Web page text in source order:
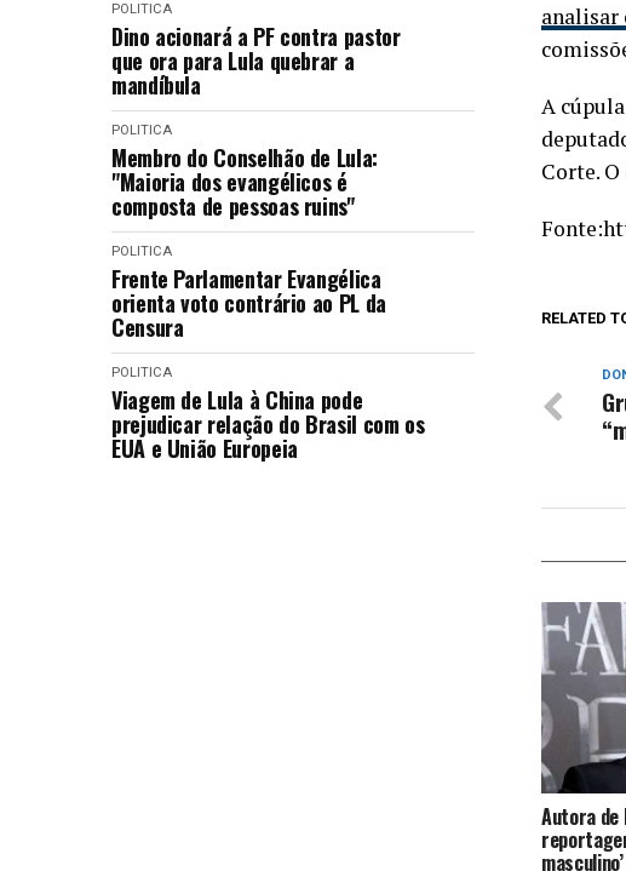
POLITICA
Dino acionará a PF contra pastor
que ora para Lula quebrar a
mandíbula
POLITICA
Membro do Conselhão de Lula:
"Maioria dos evangélicos é
composta de pessoas ruins"
POLITICA
Frente Parlamentar Evangélica
orienta voto contrário ao PL da
Censura
POLITICA
Viagem de Lula à China pode
prejudicar relação do Brasil com os
EUA e União Europeia
analisar
A
Corte.
RELATED
Autora